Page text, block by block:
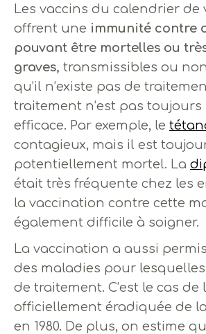
Les vaccins du calendrier de
offrent une immunité contre
pouvant être mortelles ou
graves, transmissibles ou
qu’il n’existe pas de
traitement n’est pas
efficace. Par exemple, le
contagieux, mais il est
potentiellement mortel. La
était très fréquente chez les
la vaccination contre cette
également difficile à soigner.
La vaccination a aussi
des maladies pour lesquelles
de traitement. C’est le cas de
officiellement éradiquée de
en 1980. De plus, on estime